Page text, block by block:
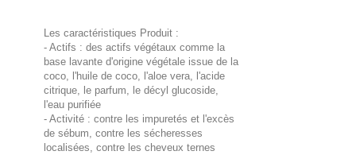
Les caractéristiques Produit :
- Actifs : des actifs végétaux comme la
base lavante d'origine végétale issue de la
coco, l'huile de coco, l'aloe vera, l'acide
citrique, le parfum, le décyl glucoside,
l'eau purifiée
- Activité : contre les impuretés et l'excès
de sébum, contre les sécheresses
localisées, contre les cheveux ternes